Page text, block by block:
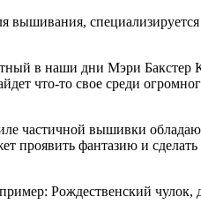
вышивания,
в наши дни Мэри Бакстер
что-то свое среди
частичной вышивки
проявить фантазию и
Рождественский чулок,